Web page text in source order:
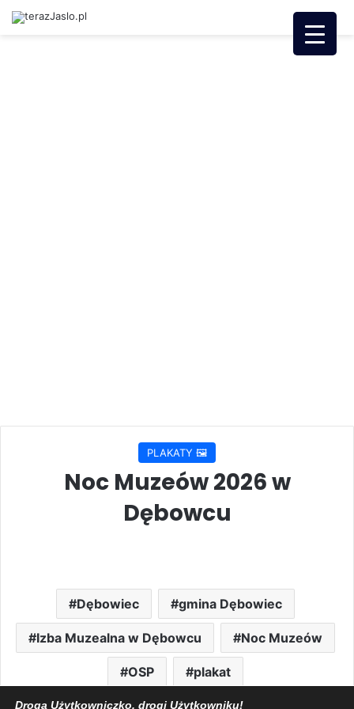
PLAKATY 🖼️
Noc Muzeów 2026 w
Dębowcu
Dębowiec gmina Dębowiec
Izba Muzealna w Dębowcu Noc Muzeów
OSP plakat
Droga Użytkowniczko, drogi Użytkowniku!